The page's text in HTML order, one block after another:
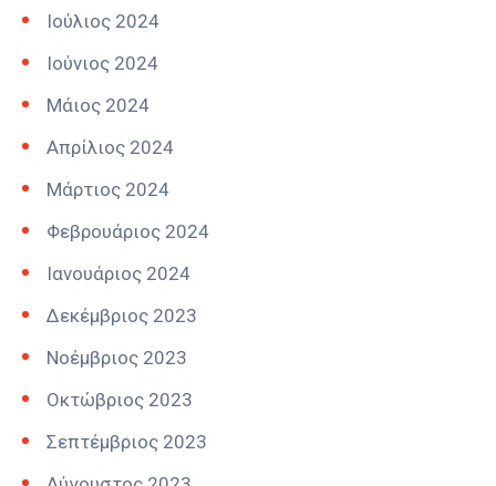
Ιούλιος 2024
Ιούνιος 2024
Μάιος 2024
Απρίλιος 2024
Μάρτιος 2024
Φεβρουάριος 2024
Ιανουάριος 2024
Δεκέμβριος 2023
Νοέμβριος 2023
Οκτώβριος 2023
Σεπτέμβριος 2023